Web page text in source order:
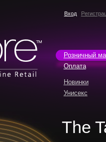
Вход
Розничный
Оплата
Новинки
Унисекс
The